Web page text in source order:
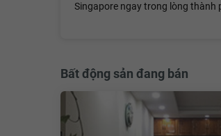
Singapore ngay trong lòng thành
Bất động sản đang bán